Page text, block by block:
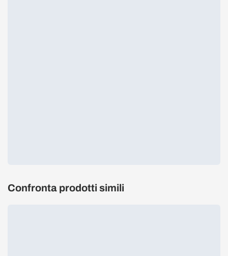
Confronta prodotti simili